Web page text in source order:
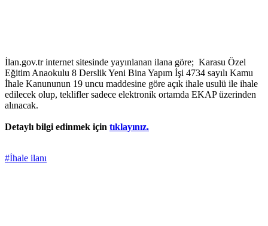
İlan.gov.tr internet sitesinde yayınlanan ilana göre; Karasu Özel
Eğitim Anaokulu 8 Derslik Yeni Bina Yapım İşi 4734 sayılı Kamu
İhale Kanununun 19 uncu maddesine göre açık ihale usulü ile ihale
edilecek olup, teklifler sadece elektronik ortamda EKAP üzerinden
alınacak.
Detaylı bilgi edinmek için tıklayınız.
#İhale ilanı